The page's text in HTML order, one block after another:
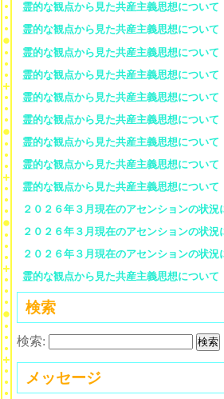
霊的な観点から見た共産主義思想につい
霊的な観点から見た共産主義思想につい
霊的な観点から見た共産主義思想につい
霊的な観点から見た共産主義思想につい
霊的な観点から見た共産主義思想につい
霊的な観点から見た共産主義思想につい
霊的な観点から見た共産主義思想につい
霊的な観点から見た共産主義思想につい
霊的な観点から見た共産主義思想につい
２０２６年３月現在のアセンションの状
２０２６年３月現在のアセンションの状
２０２６年３月現在のアセンションの状
霊的な観点から見た共産主義思想につい
検索
検索:
メッセージ